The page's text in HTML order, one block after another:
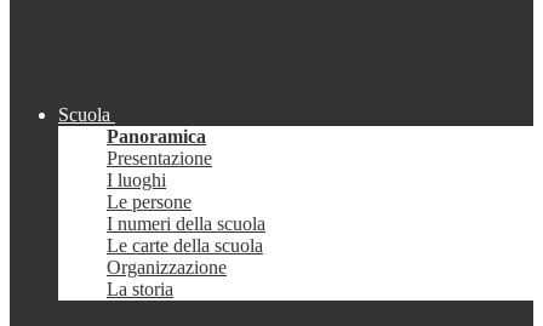
Scuola
Panoramica
Presentazione
I luoghi
Le persone
I numeri della scuola
Le carte della scuola
Organizzazione
La storia